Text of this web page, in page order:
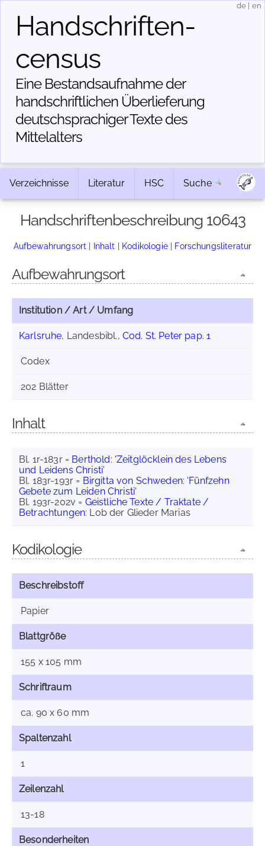
Handschriften­
census
Eine Bestandsaufnahme der
handschriftlichen Über­lieferung
deutschsprachiger Texte des
Mittelalters
de en
Verzeichnisse Literatur HSC Suche
Handschriftenbeschreibung 10643
Aufbewahrungsort | Inhalt | Kodikologie| Forschungsliteratur
Aufbewahrungsort
Institution / Art / Umfang
Karlsruhe, Landesbibl., Cod. St. Peter pap. 1
Codex
202 Blätter
Inhalt
Bl. 1r-183r = Berthold: 'Zeitglöcklein des Lebens
und Leidens Christi'
Bl. 183r-193r = Birgitta von Schweden: 'Fünfzehn
Gebete zum Leiden Christi'
Bl. 193r-202v = Geistliche Texte / Traktate /
Betrachtungen: Lob der Glieder Marias
Kodikologie
Beschreibstoff
Papier
Blattgröße
155 x 105 mm
Schriftraum
ca. 90 x 60 mm
Spaltenzahl
1
Zeilenzahl
13-18
Besonderheiten